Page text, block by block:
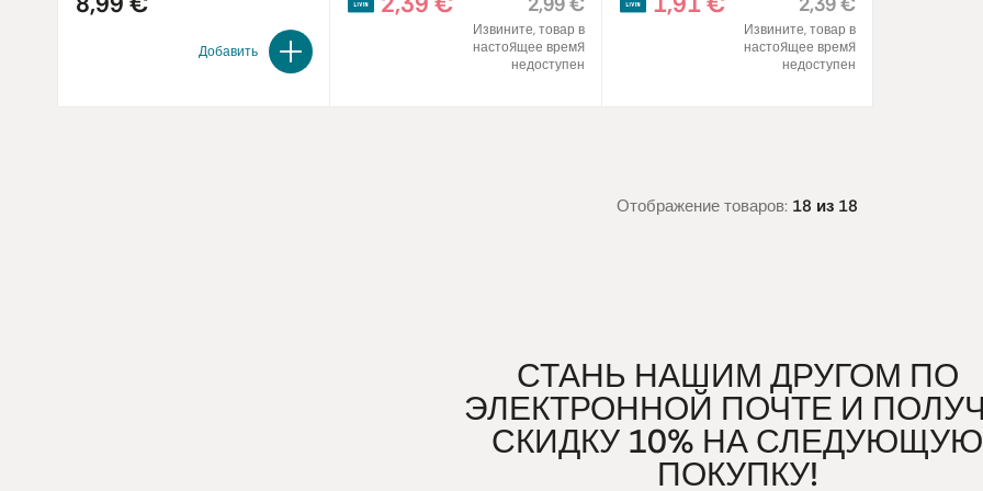
Добавить
Извините, товар в
настоящее время
недоступен
Извините, товар в
настоящее время
недоступен
Отображение товаров: 18 из 18
СТАНЬ НАШИМ ДРУГОМ ПО
ЭЛЕКТРОННОЙ ПОЧТЕ И
СКИДКУ 10% НА СЛЕДУЮЩУЮ
ПОКУПКУ!